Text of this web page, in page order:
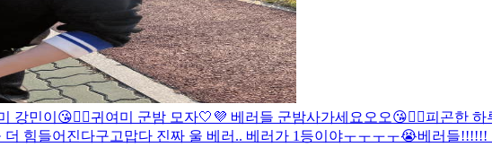
강민이😘👍🏻귀여미 군밤 모자🤍💜 베러들 군밤사가세요오오😘👍🏻피곤한 하
더 힘들어진다구고맙다 진짜 울 베러.. 베러가 1등이야ㅜㅜㅜㅜ😭베러들!!!!!!